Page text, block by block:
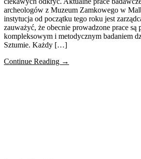
archeologów z Muzeum Zamkowego w
instytucja od początku tego roku jest
zauważyć, że obecnie prowadzone prace są
kompleksowym i metodycznym badaniem
Sztumie. Każdy […]
Continue Reading →